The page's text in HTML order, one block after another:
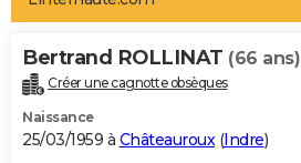
Art de vivre
Bien-être
Loisirs
Mode
Modes de vie
Alimentation
Guide de la santé
Maladies
Médicaments
Sommeil
VOYAGE
Destinations
City break
Voyage nature
Voyage de noces
Forum
Climat
+PHOTO
GUIDES D'ACHAT
Bertrand ROLLINAT (66 ans)
Créer une cagnotte obsèques
Naissance
25/03/1959 à Châteauroux(Indre)